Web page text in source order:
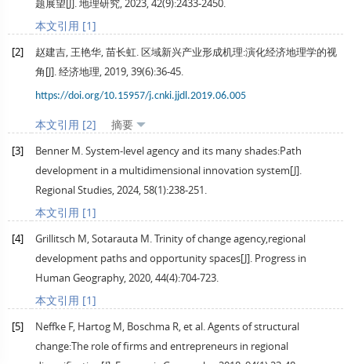
题展望[J].地理研究,2023,42(9):2433-2450.
本文引用 [1]
[2]
赵建吉, 王艳华, 苗长虹. 区域新兴产业形成机理:演化经济地理学的视
角[J].经济地理,2019,39(6):36-45.
https://doi.org/10.15957/j.cnki.jjdl.2019.06.005
本文引用 [2] 摘要
[3] Benner M. System-level agency and its many shades:Path
development in a multidimensional innovation system[J].
Regional Studies,2024, 58(1):238-251.
本文引用 [1]
[4] Grillitsch M,Sotarauta M. Trinity of change agency,regional
development paths and opportunity spaces[J]. Progress in
Human Geography,2020,44(4):704-723.
本文引用 [1]
[5] Neffke F, Hartog M, Boschma R, et al. Agents of structural
change:The role of firms and entrepreneurs in regional